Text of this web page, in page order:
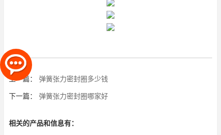
上一篇： 弹簧张力密封圈多少钱
下一篇： 弹簧张力密封圈哪家好
相关的产品和信息有：